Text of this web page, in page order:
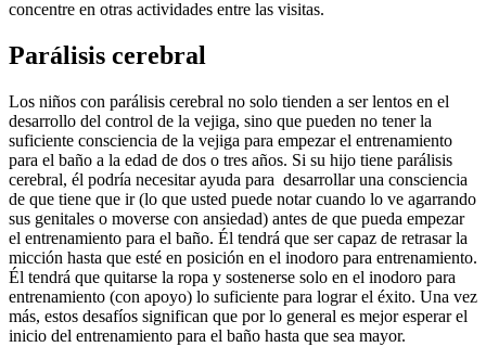
concentre en otras actividades entre las visitas.
Parálisis cerebral
Los niños con parálisis cerebral no solo tienden a ser lentos en el
desarrollo del control de la vejiga, sino que pueden no tener la
suficiente consciencia de la vejiga para empezar el entrenamiento
para el baño a la edad de dos o tres años. Si su hijo tiene parálisis
cerebral, él podría necesitar ayuda para desarrollar una consciencia
de que tiene que ir (lo que usted puede notar cuando lo ve agarrando
sus genitales o moverse con ansiedad) antes de que pueda empezar
el entrenamiento para el baño. Él tendrá que ser capaz de retrasar la
micción hasta que esté en posición en el inodoro para entrenamiento.
Él tendrá que quitarse la ropa y sostenerse solo en el inodoro para
entrenamiento (con apoyo) lo suficiente para lograr el éxito. Una vez
más, estos desafíos significan que por lo general es mejor esperar el
inicio del entrenamiento para el baño hasta que sea mayor.